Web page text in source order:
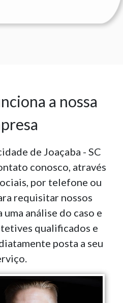
a nossa
de Joaçaba - SC
conosco, através
por telefone ou
requisitar nossos
análise do caso e
qualificados e
posta a seu